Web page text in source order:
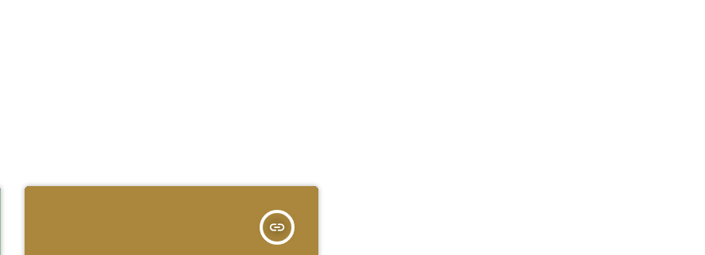
insert_link